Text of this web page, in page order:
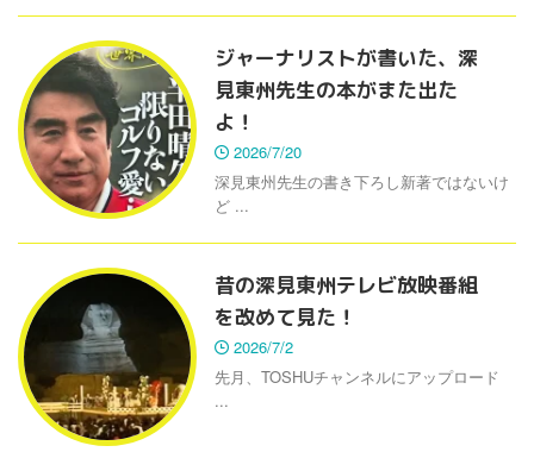
ジャーナリストが書いた、深
見東州先生の本がまた出た
よ！
2026/7/20
深見東州先生の書き下ろし新著ではないけ
ど ...
昔の深見東州テレビ放映番組
を改めて見た！
2026/7/2
先月、TOSHUチャンネルにアップロード
...